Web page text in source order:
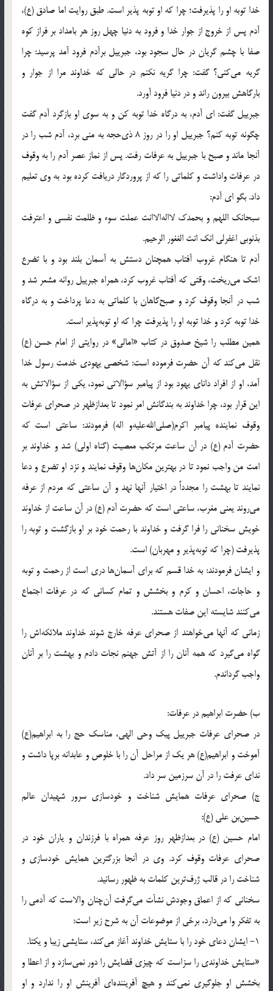
خدا توبه‌ او را پذيرفت؛ چرا كه او توبه پذير است. طبق روايت اما صادق (ع)،
آدم پس از خروج از جوار خدا و فرود به دنيا چهل روز هر بامداد بر فراز كوه
صفا با چشم گريان در حال سجود بود، جبرييل برآدم فرود آمد پرسيد: چرا
گريه مي‌كني؟ گفت: چرا گريه نكنم در حالي كه خداوند مرا از جوار و
بارگاهش بيرون راند و در دنيا فرود آورد.
جبرييل گفت: اي آدم، به درگاه خدا توبه كن و به سوي او بازگرد آدم گفت
چگونه توبه كنم؟ جبرييل او را در روز 8 ذي‌حجه به مني برد، آدم شب را در
آنجا ماند و صبح با جبرييل به عرفات رفت. پس از نماز عصر آدم را به وقوف
در عرفات واداشت و كلماتي را كه از پروردگار دريافت كرده بود به وي تعليم
داد. بگو اي آدم:
سبحانك اللهم و بحمدك لااله‌الاانت عملت سوء و ظلمت نفسي و اعترفت
بذنوبي اغفرلي انك انت الغغور الرحيم.
آدم تا هنگام غروب آفتاب همچنان دستش به آسمان بلند بود و با تضرع
اشك مي‌ريخت، وقتي كه آفتاب غروب كرد، همراه جبرييل روانه مشعر شد و
شب در آنجا وقوف كرد و صبح‌گاهان با كلماتي به دعا پرداخت و به درگاه
خدا توبه كرد و خدا توبه او را پذيرفت چرا كه او توبه‌پذير است.
همين مطلب را شيخ صدوق در كتاب «امالي» در روايتي از امام حسن (ع)
نقل مي‌كند كه آن حضرت فرموده است: شخصي يهودي خدمت رسول خدا
آمد، او از افراد داناي يهود بود از پيامبر سؤالاتي نمود، يكي از سؤالاتش به
اين قرار بود، چرا خداوند به بندگانش امر نمود تا بعدازظهر در صحراي عرفات
وقوف نماينده پيامبر اكرم(صلي‌الله‌عليه‌و اله) فرمودند: ساعتي است كه
حضرت آدم (ع) در آن ساعت مرتكب معصيت (گناه اولي) شد و خداوند بر
امت من واجب نمود تا در بهترين مكان‌ها وقوف نمايند و نزد او تضرع و دعا
نمايند تا بهشت را مجدداً در اختيار آنها نهد و آن ساعتي كه مردم از عرفه
مي‌روند يعني مغرب،‌ ساعتي است كه حضرت آدم (ع) در آن ساعت از خداوند
خويش سخناني را فرا گرفت و خداوند با رحمت خود بر او بازگشت و توبه را
پذيرفت (چرا كه توبه‌پذير و مهربان) است.
و ايشان فرمودند: به خدا قسم كه براي آسمان‌ها دري است از رحمت و توبه
و حاجات، احسان و كرم و بخشش و تمام كساني كه در عرفات اجتماع
مي‌كنند شايسته‌ اين صفات هستند.
زماني‌ كه آنها مي‌خواهند از صحراي عرفه خارج شوند خداوند ملائكه‌اش را
گواه مي‌گيرد كه همه آنان را از آتش جهنم نجات دادم و بهشت را بر آنان
واجب گرداندم.
ب) حضرت ابراهيم در عرفات:
در صحراي عرفات جبرييل پيك وحي الهي، مناسك حج را به ابراهيم(ع)
آموخت و ابراهيم(ع) هر يك از مراحل آن را با خلوص و عابدانه برپا داشت و
نداي عرفت را در آن سرزمين سر داد.
ج) صحراي عرفات همايش شناخت و خودسازي سرور شهيدان عالم
حسين‌بن علي (ع):
امام حسين (ع) در بعدازظهر روز عرفه همراه با فرزندان و ياران خود در
صحراي عرفات وقوف كرد. وي در آنجا بزرگترين همايش خودسازي و
شناخت را در قالب ژرف‌ترين كلمات به ظهور رسانيد.
سخناني كه از اعماق وجودش نشأت مي‌گرفت آن‌چنان والاست كه آدمي را
به تفكر وا مي‌دارد، برخي از موضوعات آن به شرح زير است:
1- ايشان دعاي خود را با ستايش خداوند آغاز مي‌كند، ستايشي زيبا و يكتا.
«ستايش خداوندي را سزاست كه چيزي قضايش را دور نمي‌سازد و از اعطا و
بخشش او جلوگيري نمي‌كند و هيچ آفريننده‌اي آفرينش او را ندارد و او